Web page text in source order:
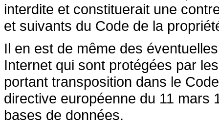
interdite et constituerait une
et suivants du Code de la
Il en est de même des
Internet qui sont protégées par
portant transposition dans le
directive européenne du 11 mars
bases de données.